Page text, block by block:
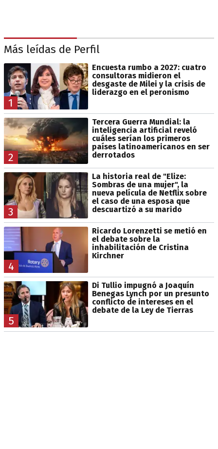
Más leídas de Perfil
1
Encuesta rumbo a 2027: cuatro
consultoras midieron el
desgaste de Milei y la crisis de
liderazgo en el peronismo
2
Tercera Guerra Mundial: la
inteligencia artificial reveló
cuáles serían los primeros
países latinoamericanos en ser
derrotados
3
La historia real de "Elize:
Sombras de una mujer", la
nueva película de Netflix sobre
el caso de una esposa que
descuartizó a su marido
4
Ricardo Lorenzetti se metió en
el debate sobre la
inhabilitación de Cristina
Kirchner
5
Di Tullio impugnó a Joaquín
Benegas Lynch por un presunto
conflicto de intereses en el
debate de la Ley de Tierras